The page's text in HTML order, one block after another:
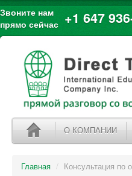
Звоните нам
прямо сейчас +1 647
О КОМПАНИИ
Главная / Консультация по